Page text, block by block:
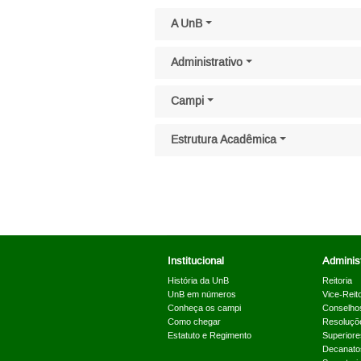
A UnB
Administrativo
Campi
Estrutura Acadêmica
Institucional
História da UnB
UnB em números
Conheça os campi
Como chegar
Estatuto e Regimento
Reitoria
Vice-